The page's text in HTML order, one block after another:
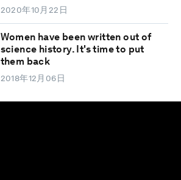
2020年10月22日
Women have been written out of
science history. It's time to put
them back
2018年12月06日